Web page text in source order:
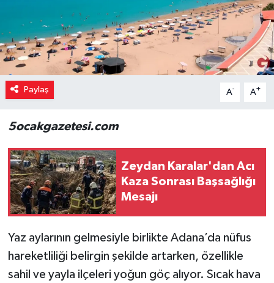
Paylaş A- A+
5ocakgazetesi.com
Zeydan Karalar'dan Acı
Kaza Sonrası Başsağlığı
Mesajı
Yaz aylarının gelmesiyle birlikte Adana’da nüfus
hareketliliği belirgin şekilde artarken, özellikle
sahil ve yayla ilçeleri yoğun göç alıyor. Sıcak hava
Yerel Yönetimler
Yurttan